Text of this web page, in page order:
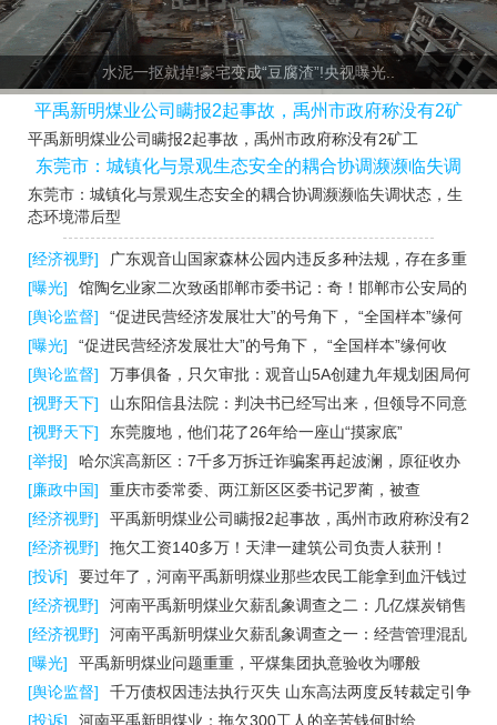
水泥一抠就掉!豪宅变成“豆腐渣”!央视曝光..
“强势的枉法裁判”何以欺凌“无奈的正义维..
涿州法院，按央行同期贷款利率计算到底该怎..
重庆女孩负气离家出走，江西兴国民警悉心劝..
平禹新明煤业公司瞒报2起事故，禹州市政府称没有2矿
工
平禹新明煤业公司瞒报2起事故，禹州市政府称没有2矿工
东莞市：城镇化与景观生态安全的耦合协调濒濒临失调
状态..
东莞市：城镇化与景观生态安全的耦合协调濒濒临失调状态，生
态环境滞后型
[经济视野]
广东观音山国家森林公园内违反多种法规，存在多重
叠加重大安全风险
[曝光]
馆陶乞业家二次致函邯郸市委书记：奇！邯郸市公安局的
核查报告竟成了疑犯的辩护词
[舆论监督]
“促进民营经济发展壮大”的号角下， “全国样本”缘何
收到“撤销令”？
[曝光]
“促进民营经济发展壮大”的号角下， “全国样本”缘何收
到“撤销令”？
[舆论监督]
万事俱备，只欠审批：观音山5A创建九年规划困局何
解？
[视野天下]
山东阳信县法院：判决书已经写出来，但领导不同意
发出
[视野天下]
东莞腹地，他们花了26年给一座山“摸家底”
[举报]
哈尔滨高新区：7千多万拆迁诈骗案再起波澜，原征收办
副主任当庭举报纪委书记
[廉政中国]
重庆市委常委、两江新区区委书记罗蔺，被查
[经济视野]
平禹新明煤业公司瞒报2起事故，禹州市政府称没有2
矿工
[经济视野]
拖欠工资140多万！天津一建筑公司负责人获刑！
[投诉]
要过年了，河南平禹新明煤业那些农民工能拿到血汗钱过
年吗
[经济视野]
河南平禹新明煤业欠薪乱象调查之二：几亿煤炭销售
款进入个人腰包？
[经济视野]
河南平禹新明煤业欠薪乱象调查之一：经营管理混乱
不合常理
[曝光]
平禹新明煤业问题重重，平煤集团执意验收为哪般
[舆论监督]
千万债权因违法执行灭失 山东高法两度反转裁定引争
议
[投诉]
河南平禹新明煤业：拖欠300工人的辛苦钱何时给